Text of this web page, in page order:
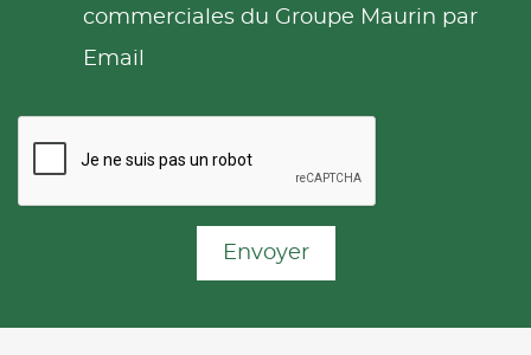
commerciales du Groupe Maurin par
Email
Envoyer